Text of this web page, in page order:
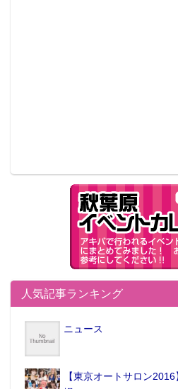
人気記事ランキング
ニュース
【東京オートサロン